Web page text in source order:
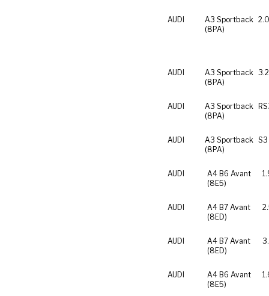
AUDI
A3 Sportback
(8PA)
AUDI
A3 Sportback
(8PA)
AUDI
A3 Sportback
(8PA)
AUDI
A3 Sportback
(8PA)
AUDI
A4 B6 Avant
(8E5)
AUDI
A4 B7 Avant
(8ED)
AUDI
A4 B7 Avant
(8ED)
AUDI
A4 B6 Avant
(8E5)